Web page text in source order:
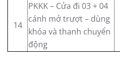
14
PKKK – Cửa đi 03 + 04
cánh mở trượt – dùng
khóa và thanh chuyển
động